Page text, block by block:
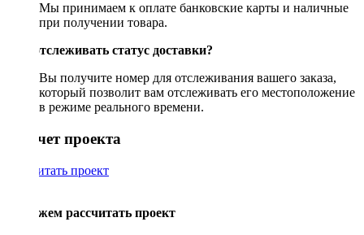
Мы принимаем к оплате банковские карты и наличные
при получении товара.
Как отслеживать статус доставки?
Вы получите номер для отслеживания вашего заказа,
который позволит вам отслеживать его местоположение
в режиме реального времени.
Рассчет проекта
Рассчитать проект
Поможем рассчитать проект